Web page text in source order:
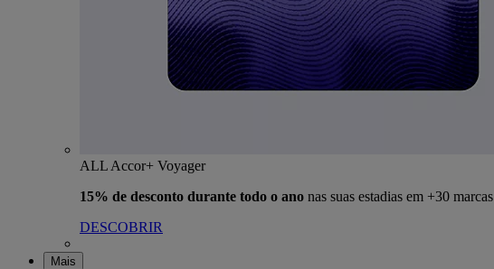
ALL Accor+ Voyager
15% de desconto durante todo o ano nas suas estadias em +30 marcas
DESCOBRIR
Mais